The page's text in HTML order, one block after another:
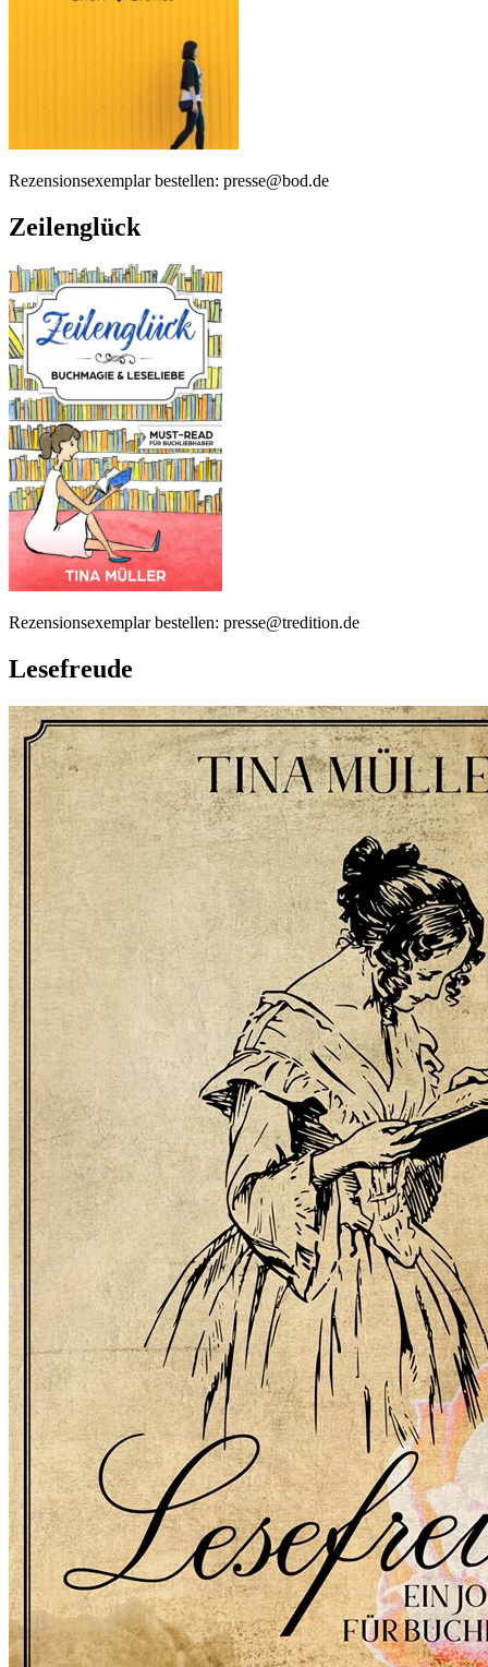
Rezensionsexemplar bestellen: presse@bod.de
Zeilenglück
Rezensionsexemplar bestellen: presse@tredition.de
Lesefreude